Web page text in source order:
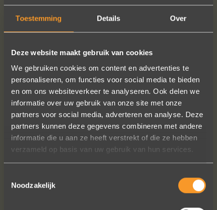
Toestemming Details Over
Deze website maakt gebruik van cookies
We gebruiken cookies om content en advertenties te
personaliseren, om functies voor social media te bieden
en om ons websiteverkeer te analyseren. Ook delen we
informatie over uw gebruik van onze site met onze
partners voor social media, adverteren en analyse. Deze
partners kunnen deze gegevens combineren met andere
informatie die u aan ze heeft verstrekt of die ze hebben
verzameld op basis van uw gebruik van hun services.
Noodzakelijk
SUIVEZ-NOUS SUR LES MÉDIAS SOCIAUX
In de ban van uw creaties zijn we
bezig met onze derde bestelling (uit
Frankrijk). De ontvangst is altijd zo
vriendelijk, het team reageert snel en
uitstekend advies. We hebben zojuist
een ring laten verstellen en er een
resultaat is werkelijk schitterend. U